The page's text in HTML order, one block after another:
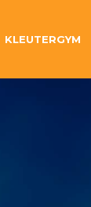
KLEUTERGYM